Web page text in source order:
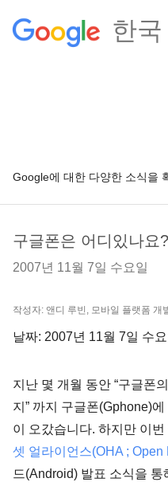
한
Google에 대한 다양한 소식을
구글폰은 어디있나요?
2007년 11월 7일 수요일
작성자: 앤디 루빈, 모바일 플랫폼 개
날짜: 2007년 11월 7일 수
지난 몇 개월 동안 “구글폰
지” 까지 구글폰(Gphone)
이 오갔습니다. 하지만 이번
셋 얼라이언스(OHA ;
드(Android) 발표 소식을 통